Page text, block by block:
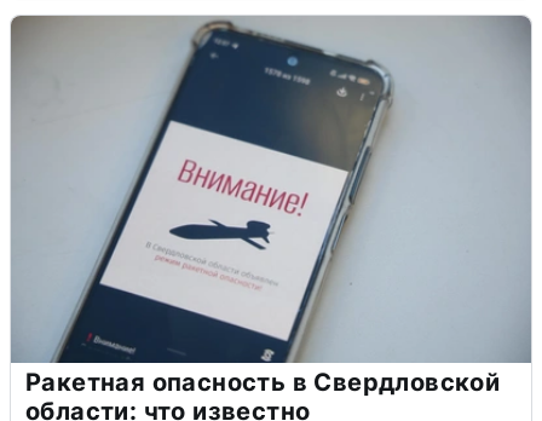
Ракетная опасность в Свердловской
области: что известно